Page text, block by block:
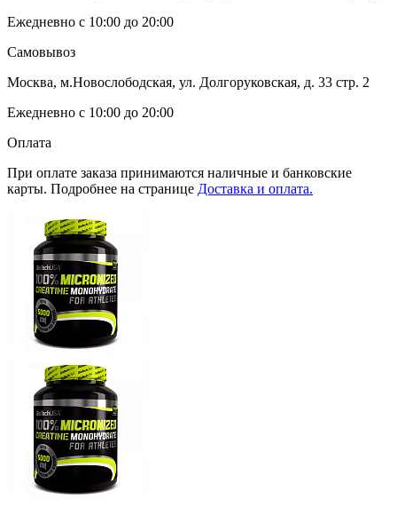
Ежедневно с 10:00 до 20:00
Самовывоз
Москва, м.Новослободская, ул. Долгоруковская, д. 33 стр. 2
Ежедневно с 10:00 до 20:00
Оплата
При оплате заказа принимаются наличные и банковские
карты. Подробнее на странице Доставка и оплата.